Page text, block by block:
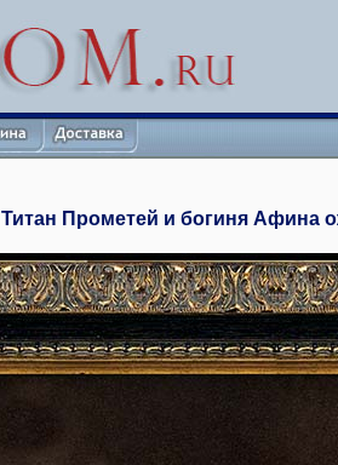
Титан Прометей и богиня Афина